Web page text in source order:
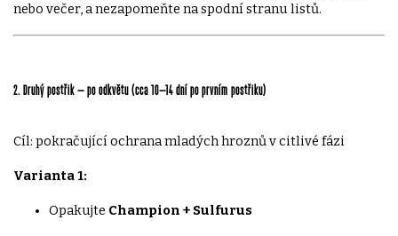
nebo večer, a nezapomeňte na spodní stranu listů.
2. Druhý postřik – po odkvětu (cca 10–14 dní po prvním postřiku)
Cíl: pokračující ochrana mladých hroznů v citlivé fázi
Varianta 1:
Opakujte Champion + Sulfurus